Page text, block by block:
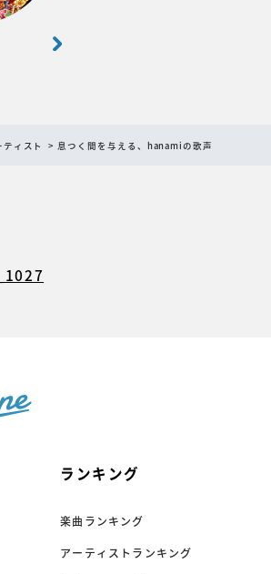
ィスト 息つく間を与える、hanamiの歌声
ランキング
楽曲ランキング
アーティストランキング